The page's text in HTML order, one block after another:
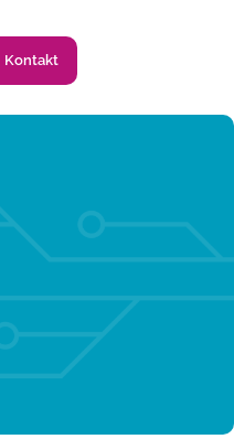
Kontakt